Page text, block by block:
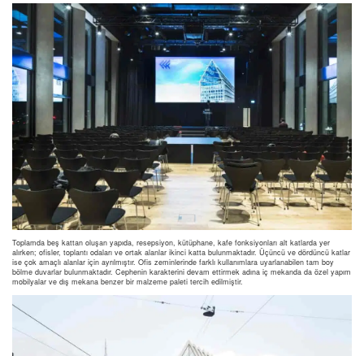
Toplamda beş kattan oluşan yapıda, resepsiyon, kütüphane, kafe fonksiyonları alt katlarda yer
alırken; ofisler, toplantı odaları ve ortak alanlar ikinci katta bulunmaktadır. Üçüncü ve dördüncü katlar
ise çok amaçlı alanlar için ayrılmıştır. Ofis zeminlerinde farklı kullanımlara uyarlanabilen tam boy
bölme duvarlar bulunmaktadır. Cephenin karakterini devam ettirmek adına iç mekanda da özel yapım
mobilyalar ve dış mekana benzer bir malzeme paleti tercih edilmiştir.